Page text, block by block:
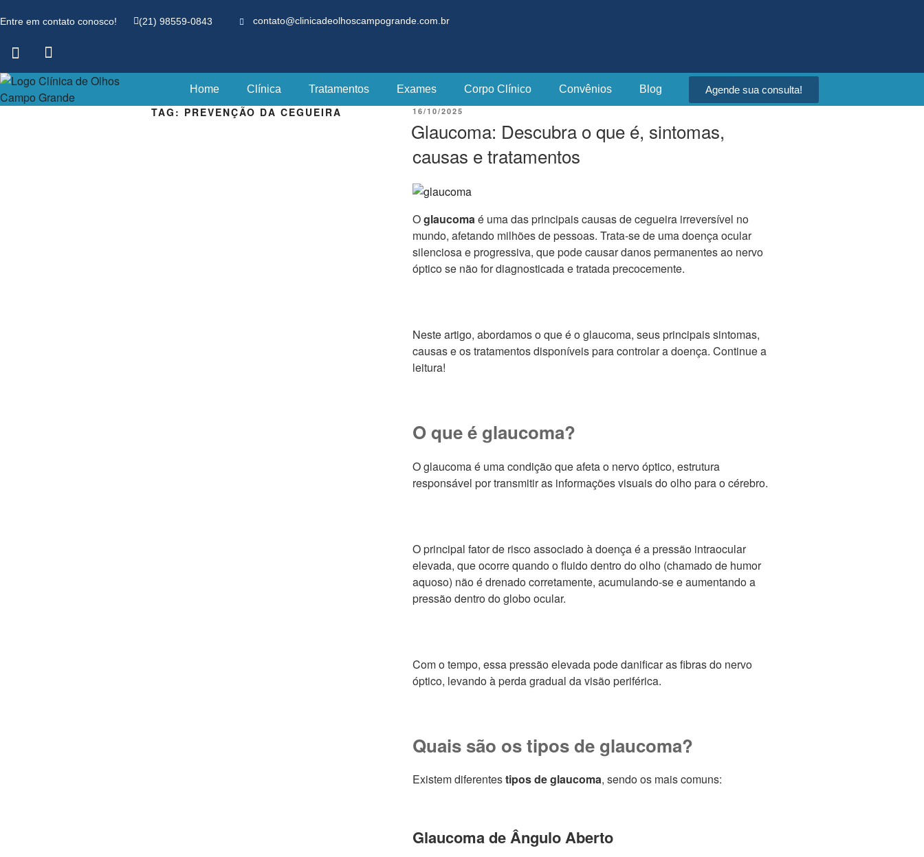
Entre em contato conosco! (21) 98559-0843 contato@clinicadeolhoscampogrande.com.br
Home Clínica Tratamentos Exames Corpo Clínico Convênios Blog Agende sua consulta!
TAG: PREVENÇÃO DA CEGUEIRA 16/10/2025
Glaucoma: Descubra o que é, sintomas,
causas e tratamentos
Oglaucomaé uma das principais causas de cegueira irreversível no
mundo, afetando milhões de pessoas. Trata-se de uma doença ocular
silenciosa e progressiva, que pode causar danos permanentes ao nervo
óptico se não for diagnosticada e tratada precocemente.
Neste artigo, abordamos o que é o glaucoma, seus principais sintomas,
causas e os tratamentos disponíveis para controlar a doença. Continue a
leitura!
O que é glaucoma?
O glaucoma é uma condição que afeta o nervo óptico, estrutura
responsável por transmitir as informações visuais do olho para o cérebro.
O principal fator de risco associado à doença é a pressão intraocular
elevada, que ocorre quando o fluido dentro do olho (chamado de humor
aquoso) não é drenado corretamente, acumulando-se e aumentando a
pressão dentro do globo ocular.
Com o tempo, essa pressão elevada pode danificar as fibras do nervo
óptico, levando à perda gradual da visão periférica.
Quais são os tipos de glaucoma?
Existem diferentestipos de glaucoma, sendo os mais comuns:
Glaucoma de Ângulo Aberto